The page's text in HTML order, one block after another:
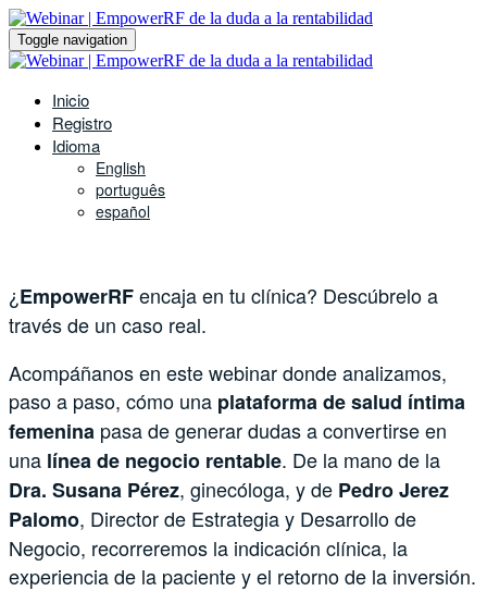
Toggle navigation
Inicio
Registro
Idioma
English
português
español
¿EmpowerRFencaja en tu clínica? Descúbrelo a
través de un caso real.
Acompáñanos en este webinar donde analizamos,
paso a paso, cómo una plataforma de salud íntima
femenina pasa de generar dudas a convertirse en
una línea de negocio rentable. De la mano de la
Dra. Susana Pérez, ginecóloga, y de Pedro Jerez
Palomo, Director de Estrategia y Desarrollo de
Negocio, recorreremos la indicación clínica, la
experiencia de la paciente y el retorno de la inversión.